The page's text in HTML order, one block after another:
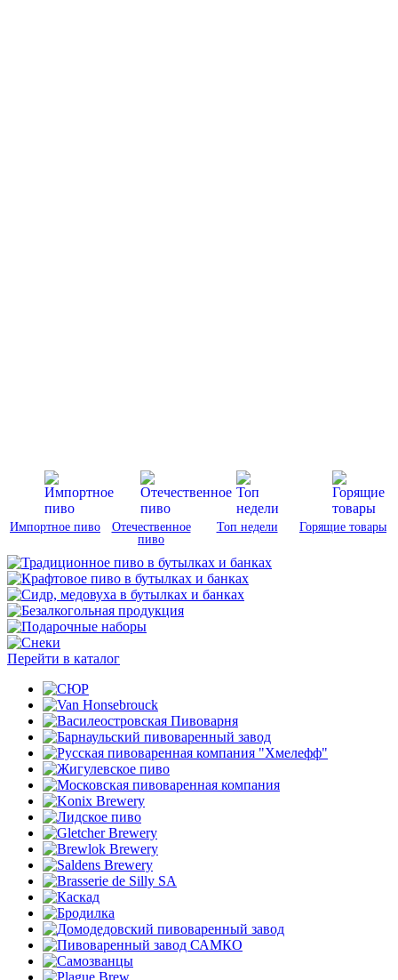
Импортное пиво
Отечественное
пиво
Топ недели Горящие товары
Перейти в каталог